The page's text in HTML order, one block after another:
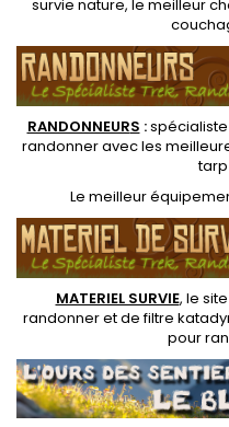
survie nature, le meilleur
RANDONNEURS :
randonner avec les
Le meilleur
MATERIEL SURVIE, le
randonneret defiltre
pour